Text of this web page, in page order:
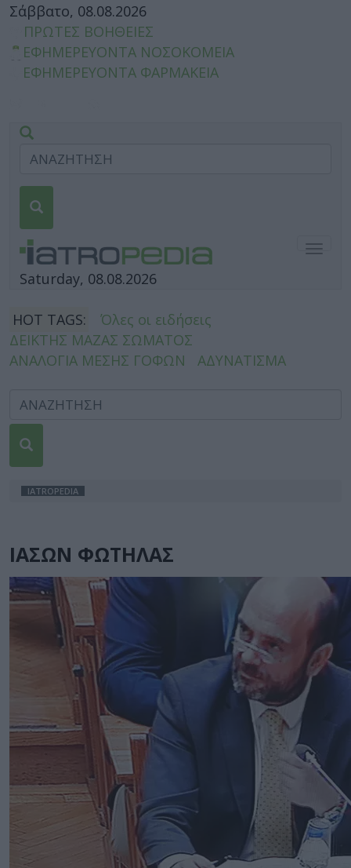
Σάββατο, 08.08.2026
ΠΡΩΤΕΣ ΒΟΗΘΕΙΕΣ
ΕΦΗΜΕΡΕΥΟΝΤΑ ΝΟΣΟΚΟΜΕΙΑ
ΕΦΗΜΕΡΕΥΟΝΤΑ ΦΑΡΜΑΚΕΙΑ
Saturday, 08.08.2026
HOT TAGS:
Όλες οι ειδήσεις
ΔΕΙΚΤΗΣ ΜΑΖΑΣ ΣΩΜΑΤΟΣ
ΑΝΑΛΟΓΙΑ ΜΕΣΗΣ ΓΟΦΩΝ
ΑΔΥΝΑΤΙΣΜΑ
IATROPEDIA
ΙΑΣΩΝ ΦΩΤΗΛΑΣ